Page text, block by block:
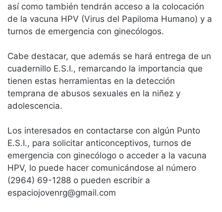
así como también tendrán acceso a la colocación
de la vacuna HPV (Virus del Papiloma Humano) y a
turnos de emergencia con ginecólogos.
Cabe destacar, que además se hará entrega de un
cuadernillo E.S.I., remarcando la importancia que
tienen estas herramientas en la detección
temprana de abusos sexuales en la niñez y
adolescencia.
Los interesados en contactarse con algún Punto
E.S.I., para solicitar anticonceptivos, turnos de
emergencia con ginecólogo o acceder a la vacuna
HPV, lo puede hacer comunicándose al número
(2964) 69-1288 o pueden escribir a
espaciojovenrg@gmail.com